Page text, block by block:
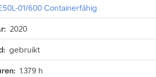
01/600 Containerfähig
2020
gebruikt
1.379 h